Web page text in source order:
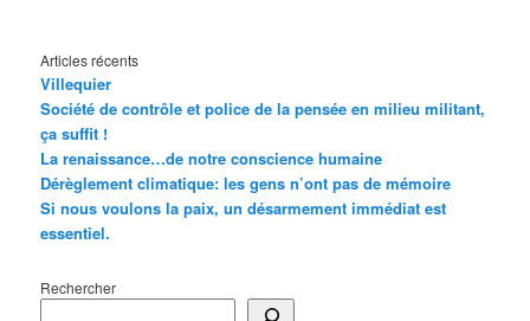
Articles récents
Villequier
Société de contrôle et police de la pensée en milieu militant,
ça suffit !
La renaissance…de notre conscience humaine
Dérèglement climatique: les gens n’ont pas de mémoire
Si nous voulons la paix, un désarmement immédiat est
essentiel.
Rechercher